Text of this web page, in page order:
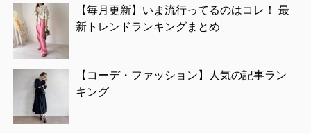
【毎月更新】いま流行ってるのはコレ！ 最
新トレンドランキングまとめ
【コーデ・ファッション】人気の記事ラン
キング